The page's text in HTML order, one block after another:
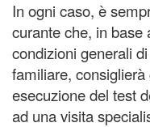
In ogni caso, è
curante che, in base
condizioni generali
familiare, consiglierà
esecuzione del test
ad una visita